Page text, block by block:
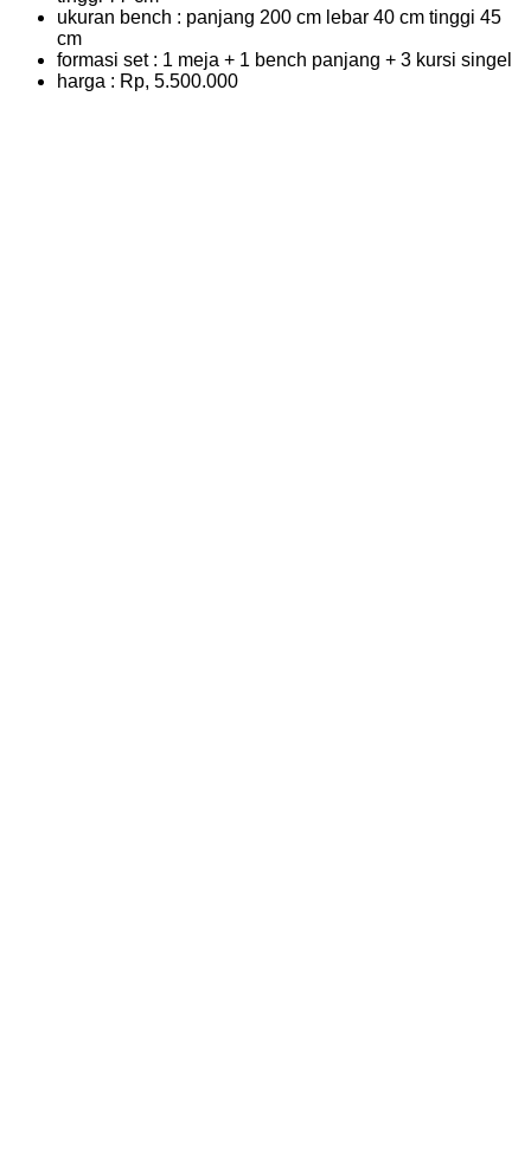
ukuran bench : panjang 200 cm lebar 40 cm tinggi 45
cm
formasi set : 1 meja + 1 bench panjang + 3 kursi singel
harga : Rp, 5.500.000